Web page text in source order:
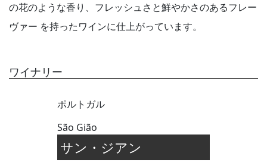
の花のような香り、フレッシュさと鮮やかさのあるフレー
ヴァー を持ったワインに仕上がっています。
ワイナリー
ポルトガル
São Gião
サン・ジアン